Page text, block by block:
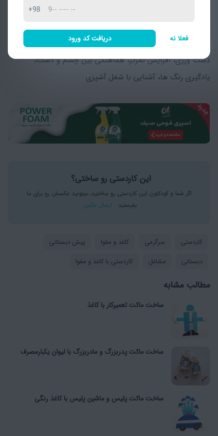
اهداف کاردستی
دست ورزی، افزایش تمرکز، هماهنگی بین چشم و دست،
یادگیری رنگ ها، آشنایی با شغل آشپزی
این کاردستی رو ساختی؟
اگر شما و کودکتون این کاردستی رو ساختید، میتونید عکسش رو برای ما
بفرستید
ارسال عکس
کاردستی سرگرمی کاغذ و مقوا
پیش دبستانی
دبستانی
مشاغل کاردستی با کاغذ و مقوا
مطالب مشابه
ساخت ماکت تعمیرکار با کاغذ
ساخت ماکت پدربزرگ و مادربزرگ با لیوان یکبارمصرف
ساخت ماکت پلیس و ماشین پلیس با کاغذ رنگی
+98
فعلا نه دریافت کد ورود